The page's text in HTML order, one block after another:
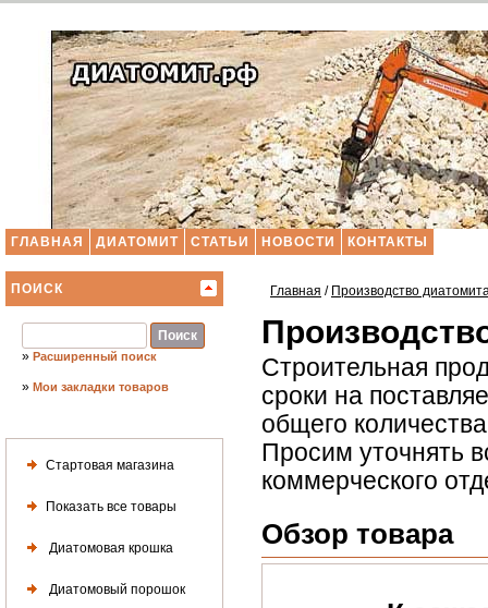
ГЛАВНАЯ ДИАТОМИТ СТАТЬИ НОВОСТИ КОНТАКТЫ
ПОИСК
» Расширенный поиск
» Мои закладки товаров
Стартовая магазина
Показать все товары
Диатомовая крошка
Диатомовый порошок
Главная / Производство
Строительная
сроки на
общего
Просим уточнять
коммерческого
Обзор товара